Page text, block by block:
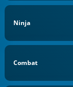
Ninja
Combat